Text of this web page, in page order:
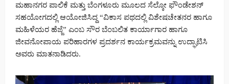
ಮಹಾನಗರ ಪಾಲಿಕೆ ಮತ್ತು ಬೆಂಗಳೂರು ಮೂಲದ ಸೆಲ್ಕೋ ಫೌಂಡೇಶನ್
ಸಹಯೋಗದಲ್ಲಿ ಆಯೋಜಿಸಿದ್ದ “ವಿಕಾಸ ಪಥದಲ್ಲಿ ವಿಶೇಷಚೇತನರ ಹಾಗೂ
ಮಹಿಳೆಯರ ಹೆಜ್ಜೆ” ಎಂಬ ಸೌರ ಬೆಂಬಲಿತ ಕಾರ್ಯಾಗಾರ ಹಾಗೂ
ಜೀವನೋಪಾಯ ಪರಿಹಾರಗಳ ಪ್ರದರ್ಶನ ಕಾರ್ಯಕ್ರಮವನ್ನು ಉದ್ಘಾಟಿಸಿ
ಅವರು ಮಾತನಾಡಿದರು.